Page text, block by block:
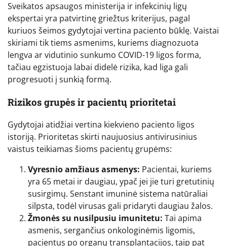
Sveikatos apsaugos ministerija ir infekcinių ligų
ekspertai yra patvirtinę griežtus kriterijus, pagal
kuriuos šeimos gydytojai vertina paciento būklę. Vaistai
skiriami tik tiems asmenims, kuriems diagnozuota
lengva ar vidutinio sunkumo COVID-19 ligos forma,
tačiau egzistuoja labai didelė rizika, kad liga gali
progresuoti į sunkią formą.
Rizikos grupės ir pacientų prioritetai
Gydytojai atidžiai vertina kiekvieno paciento ligos
istoriją. Prioritetas skirti naujuosius antivirusinius
vaistus teikiamas šioms pacientų grupėms:
Vyresnio amžiaus asmenys: Pacientai, kuriems
yra 65 metai ir daugiau, ypač jei jie turi gretutinių
susirgimų. Senstant imuninė sistema natūraliai
silpsta, todėl virusas gali pridaryti daugiau žalos.
Žmonės su nusilpusiu imunitetu: Tai apima
asmenis, sergančius onkologinėmis ligomis,
pacientus po organų transplantacijos, taip pat